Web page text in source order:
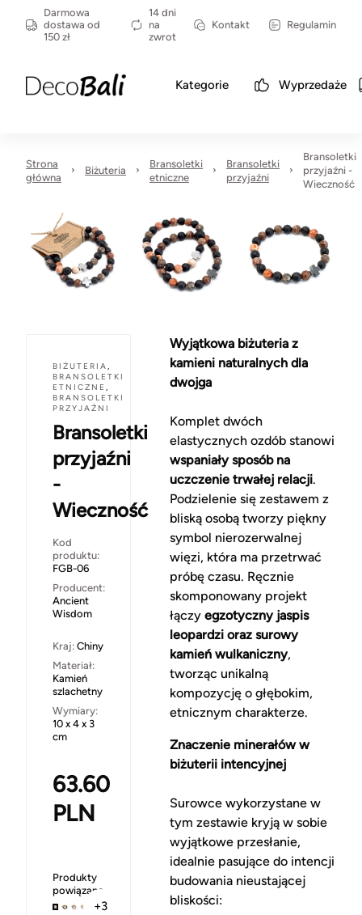
Darmowa
dostawa od
150 zł
14 dni
na
zwrot
Kontakt Regulamin
Kategorie Wyprzedaże
Strona
główna
Biżuteria
Bransoletki
etniczne
Bransoletki
przyjaźni
Bransoletki
przyjaźni -
Wieczność
BIŻUTERIA,
BRANSOLETKI
ETNICZNE ,
BRANSOLETKI
PRZYJAŹNI
Bransoletki
przyjaźni
-
Wieczność
Kod
produktu:
FGB-06
Producent:
Ancient
Wisdom
Kraj: Chiny
Materiał:
Kamień
szlachetny
Wymiary:
10 x 4 x 3
cm
63.60
PLN
Produkty
powiązane
+3
Wyjątkowa biżuteria z
kamieni naturalnych dla
dwojga
Komplet dwóch
elastycznych ozdób stanowi
wspaniały sposób na
uczczenie trwałej relacji.
Podzielenie się zestawem z
bliską osobą tworzy piękny
symbol nierozerwalnej
więzi, która ma przetrwać
próbę czasu. Ręcznie
skomponowany projekt
łączy egzotyczny jaspis
leopardzi oraz surowy
kamień wulkaniczny,
tworząc unikalną
kompozycję o głębokim,
etnicznym charakterze.
Znaczenie minerałów w
biżuterii intencyjnej
Surowce wykorzystane w
tym zestawie kryją w sobie
wyjątkowe przesłanie,
idealnie pasujące do intencji
budowania nieustającej
bliskości: